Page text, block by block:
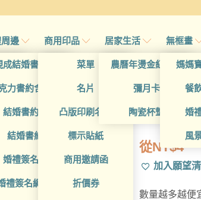
邊
成結婚書約夾
力書約含木座
結婚書約組
結婚書約
婚禮簽名簿
禮簽名綢(p)
商用印品
菜單
名片
凸版印刷名片
標示貼紙
商用邀請函
折價券
居家生活
農曆年燙金紅包袋
彌月卡
陶瓷杯墊
無框畫
媽媽
餐
婚
風
從NT$4
加入願望
數量越多越便